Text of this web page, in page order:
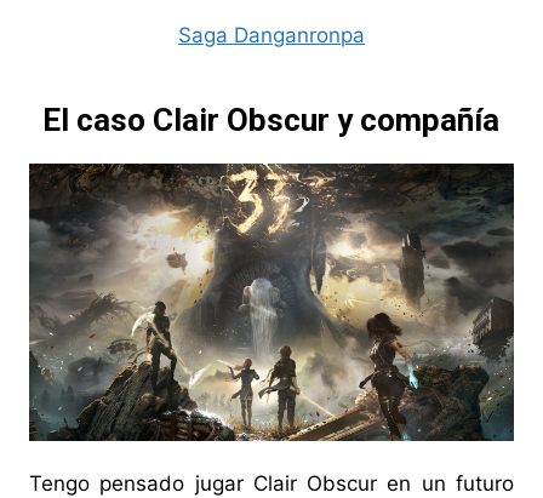
Saga Danganronpa
El caso Clair Obscur y compañía
Tengo pensado jugar Clair Obscur en un futuro